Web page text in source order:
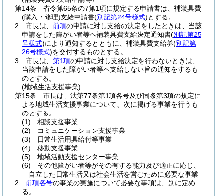
第14条
省令第65条の7第1項に規定する申請書は、補装具費
(購入・修理)支給申請書(別記第24号様式)とする。
2
市長は、 前項の申請に対し支給の決定をしたときは、当該
申請をした障がい者等へ補装具費支給決定通知書(別記第25
号様式)により通知するとともに、補装具費支給券(別記第
26号様式)を交付するものとする。
3
市長は、 第1項の申請に対し支給決定を行わないときは、
当該申請をした障がい者等へ支給しない旨の通知をするも
のとする。
(地域生活支援事業)
第15条
市長は、法第77条第1項各号及び同条第3項の規定に
よる地域生活支援事業について、次に掲げる事業を行うも
のとする。
(1)
相談支援事業
(2)
コミュニケーション支援事業
(3)
日常生活用具給付等事業
(4)
移動支援事業
(5)
地域活動支援センター事業
(6)
その他障がい者等がその有する能力及び適正に応じ、
自立した日常生活又は社会生活を営むために必要な事業
2
前項各号の事業の実施について必要な事項は、別に定め
る。